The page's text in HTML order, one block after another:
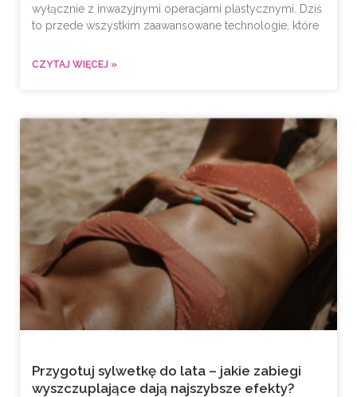
wyłącznie z inwazyjnymi operacjami plastycznymi. Dziś
to przede wszystkim zaawansowane technologie, które
CZYTAJ WIĘCEJ »
Przygotuj sylwetkę do lata – jakie zabiegi
wyszczuplające dają najszybsze efekty?